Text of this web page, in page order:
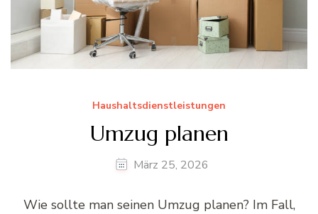
Haushaltsdienstleistungen
Umzug planen
März 25, 2026
Wie sollte man seinen Umzug planen? Im Fall,